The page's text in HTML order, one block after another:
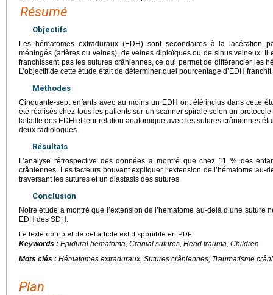
Résumé
Objectifs
Les hématomes extraduraux (EDH) sont secondaires à la lacération
méningés (artères ou veines), de veines diploïques ou de sinus veineux. Il
franchissent pas les sutures crâniennes, ce qui permet de différencier les
L’objectif de cette étude était de déterminer quel pourcentage d’EDH
Méthodes
Cinquante-sept enfants avec au moins un EDH ont été inclus dans cette
été réalisés chez tous les patients sur un scanner spiralé selon un
la taille des EDH et leur relation anatomique avec les sutures crâniennes
deux radiologues.
Résultats
L’analyse rétrospective des données a montré que chez 11 % des
crâniennes. Les facteurs pouvant expliquer l’extension de l’hématome au-
traversant les sutures et un diastasis des sutures.
Conclusion
Notre étude a montré que l’extension de l’hématome au-delà d’une suture
EDH des SDH.
Le texte complet de cet article est disponible en PDF.
Keywords : Epidural hematoma, Cranial sutures, Head trauma, Children
Mots clés : Hématomes extraduraux, Sutures crâniennes, Traumatisme
Plan